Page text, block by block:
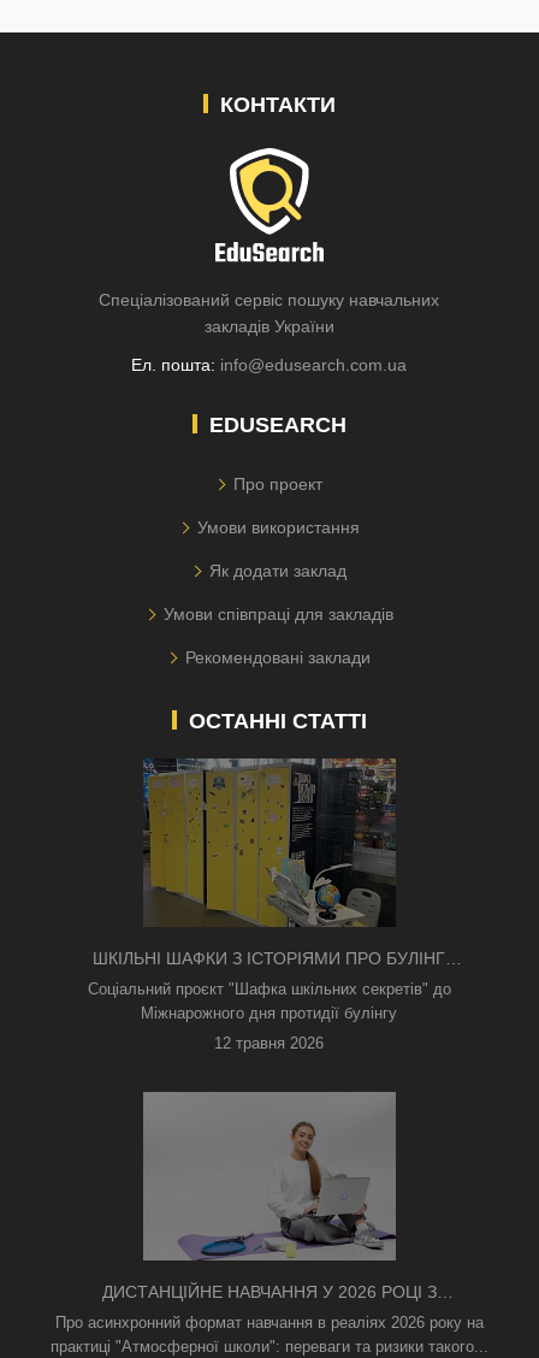
КОНТАКТИ
Спеціалізований сервіс пошуку навчальних
закладів України
Ел. пошта: info@edusearch.com.ua
EDUSEARCH
Про проект
Умови використання
Як додати заклад
Умови співпраці для закладів
Рекомендовані заклади
ОСТАННІ СТАТТІ
ШКІЛЬНІ ШАФКИ З ІСТОРІЯМИ ПРО БУЛІНГ
З'ЯВИЛИСЯ В КИЄВІ
Соціальний проєкт "Шафка шкільних секретів" до
Міжнарожного дня протидії булінгу
12 травня 2026
ДИСТАНЦІЙНЕ НАВЧАННЯ У 2026 РОЦІ З
ТРИВОГАМИ ТА БЕЗ СВІТЛА: ЯК АСИНХРОННИЙ
ФОРМАТ РЯТУЄ ОСВІТНІЙ ПРОЦЕС
Про асинхронний формат навчання в реаліях 2026 року на
практиці "Атмосферної школи": переваги та ризики такого...